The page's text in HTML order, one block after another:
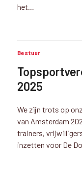
het…
Bestuur
2025
We zijn trots op
van Amsterdam
trainers,
inzetten voor De